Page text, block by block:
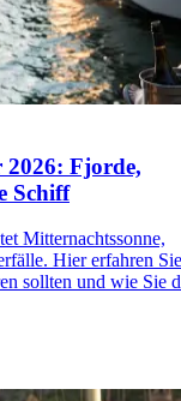
2026: Fjorde,
Schiff
Mitternachtssonne,
Hier erfahren
sollten und wie Sie